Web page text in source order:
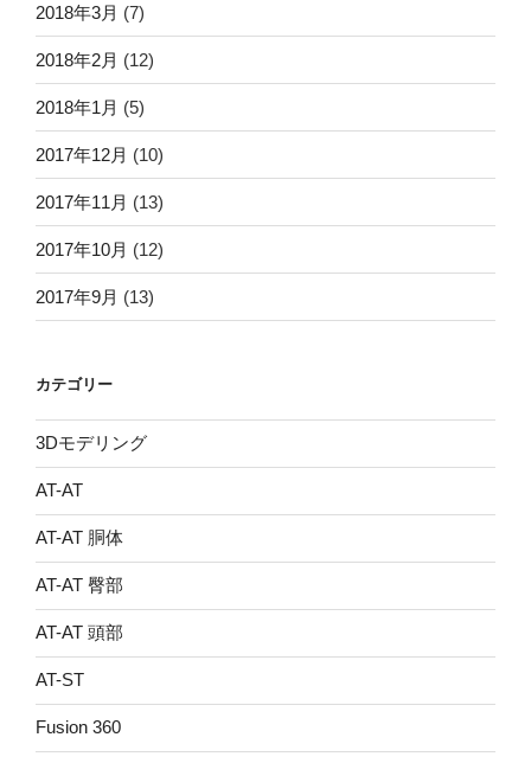
2018年3月 (7)
2018年2月 (12)
2018年1月 (5)
2017年12月 (10)
2017年11月 (13)
2017年10月 (12)
2017年9月 (13)
カテゴリー
3Dモデリング
AT-AT
AT-AT 胴体
AT-AT 臀部
AT-AT 頭部
AT-ST
Fusion 360